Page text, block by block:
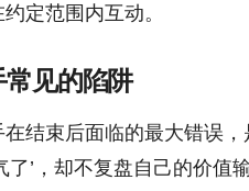
定范围内互动。
见的陷阱
结束后面临的最大错误
了’，却不复盘自己的价